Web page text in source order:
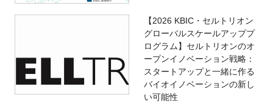
【2026 KBIC・セルトリオン
グローバルスケールアッププ
ログラム】セルトリオンのオ
ープンイノベーション戦略：
スタートアップと一緒に作る
バイオイノベーションの新し
い可能性